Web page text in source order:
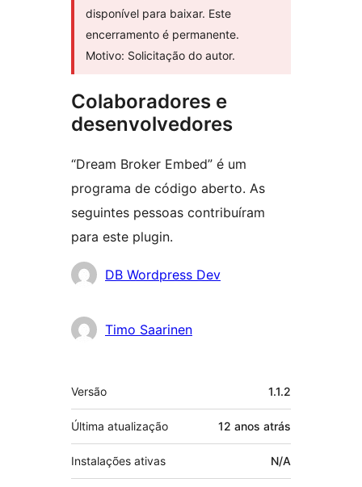
disponível para baixar. Este
encerramento é permanente.
Motivo: Solicitação do autor.
Colaboradores e
desenvolvedores
“Dream Broker Embed” é um
programa de código aberto. As
seguintes pessoas contribuíram
para este plugin.
Colaboradores
DB Wordpress Dev
Timo Saarinen
Meta
Versão 1.1.2
Última atualização 12 anos atrás
Instalações ativas N/A